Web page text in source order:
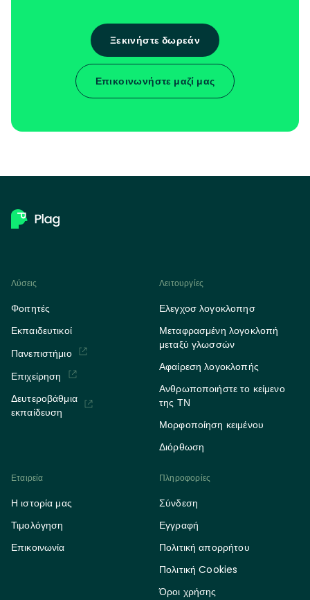
Ξεκινήστε δωρεάν
Επικοινωνήστε μαζί μας
Λύσεις
Φοιτητές
Εκπαιδευτικοί
Πανεπιστήμιο
Επιχείρηση
Δευτεροβάθμια
εκπαίδευση
Λειτουργίες
Ελεγχοσ λογοκλοπησ
Μεταφρασμένη λογοκλοπή
μεταξύ γλωσσών
Αφαίρεση λογοκλοπής
Ανθρωποποιήστε το κείμενο
της ΤΝ
Μορφοποίηση κειμένου
Διόρθωση
Εταιρεία
Η ιστορία μας
Τιμολόγηση
Επικοινωνία
Πληροφορίες
Σύνδεση
Εγγραφή
Πολιτική απορρήτου
Πολιτική Cookies
Όροι χρήσης